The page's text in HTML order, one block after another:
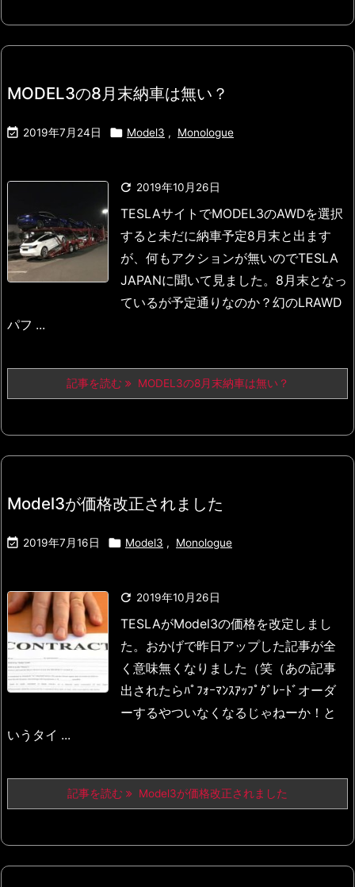
MODEL3の8月末納車は無い？
 2019年7月24日  Model3 , Monologue
 2019年10月26日
TESLAサイトでMODEL3のAWDを選択
すると未だに納車予定8月末と出ます
が、何もアクションが無いのでTESLA
JAPANに聞いて見ました。 8月末となっ
ているが予定通りなのか？ 幻のLRAWD
パフ ...
記事を読む MODEL3の8月末納車は無い？
Model3が価格改正されました
 2019年7月16日  Model3 , Monologue
 2019年10月26日
TESLAがModel3の価格を改定しまし
た。 おかげで昨日アップした記事が全
く意味無くなりました（笑 （あの記事
出されたらﾊﾟﾌｫｰﾏﾝｽｱｯﾌﾟｸﾞﾚｰﾄﾞオーダ
ーするやついなくなるじゃねーか！と
いうタイ ...
記事を読む Model3が価格改正されました